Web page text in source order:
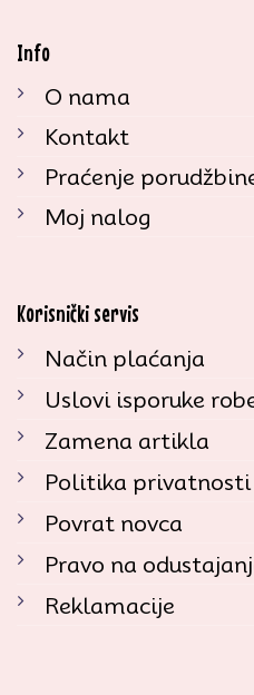
Info
O nama
Kontakt
Praćenje
Moj nalog
Korisnički servis
Način plaćanja
Uslovi isporuke
Zamena artikla
Politika privatnosti
Povrat novca
Pravo na
Reklamacije